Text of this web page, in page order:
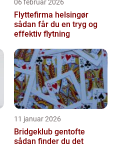
06 februar 2026
Flyttefirma helsingør
sådan får du en tryg og
effektiv flytning
11 januar 2026
Bridgeklub gentofte
sådan finder du det